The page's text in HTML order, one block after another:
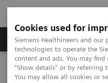
Cookies used for
Siemens Healthineers and
technologies to operate the
content and ads. You may
"Show details" or by referring
You may allow all cookies or
Grupy Produktów
Siemens Healthineers Polska
NIK z 3 nowymi systemami